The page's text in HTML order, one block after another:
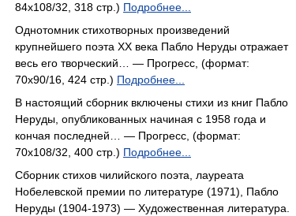
84x108/32, 318 стр.) Подробнее...
Однотомник стихотворных произведений
крупнейшего поэта XX века Пабло Неруды отражает
весь его творческий… — Прогресс, (формат:
70x90/16, 424 стр.) Подробнее...
В настоящий сборник включены стихи из книг Пабло
Неруды, опубликованных начиная с 1958 года и
кончая последней… — Прогресс, (формат:
70x108/32, 400 стр.) Подробнее...
Сборник стихов чилийского поэта, лауреата
Нобелевской премии по литературе (1971), Пабло
Неруды (1904-1973) — Художественная литература.